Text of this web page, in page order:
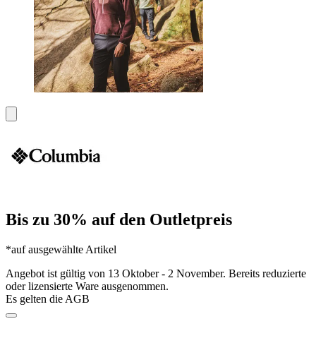
Bis zu 30% auf den Outletpreis
*auf ausgewählte Artikel
Angebot ist gültig von 13 Oktober - 2 November. Bereits reduzierte
oder lizensierte Ware ausgenommen.
Es gelten die AGB